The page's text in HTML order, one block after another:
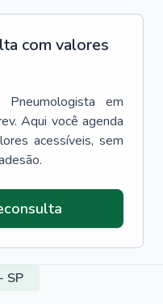
com valores
Pneumologista
em
Aqui você agenda
acessíveis, sem
SP